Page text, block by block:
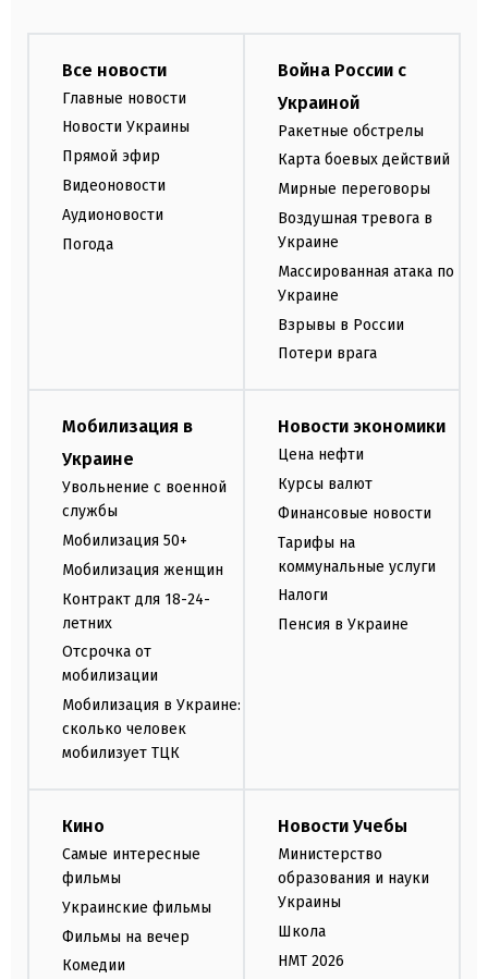
Все новости
Главные новости
Новости Украины
Прямой эфир
Видеоновости
Аудионовости
Погода
Война России с
Украиной
Ракетные обстрелы
Карта боевых действий
Мирные переговоры
Воздушная тревога в
Украине
Массированная атака по
Украине
Взрывы в России
Потери врага
Мобилизация в
Украине
Увольнение с военной
службы
Мобилизация 50+
Мобилизация женщин
Контракт для 18-24-
летних
Отсрочка от
мобилизации
Мобилизация в Украине:
сколько человек
мобилизует ТЦК
Новости экономики
Цена нефти
Курсы валют
Финансовые новости
Тарифы на
коммунальные услуги
Налоги
Пенсия в Украине
Кино
Самые интересные
фильмы
Украинские фильмы
Фильмы на вечер
Комедии
Новости Учебы
Министерство
образования и науки
Украины
Школа
НМТ 2026